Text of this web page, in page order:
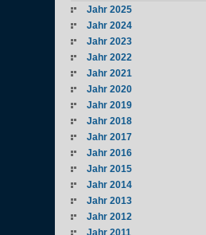
Jahr 2025
Jahr 2024
Jahr 2023
Jahr 2022
Jahr 2021
Jahr 2020
Jahr 2019
Jahr 2018
Jahr 2017
Jahr 2016
Jahr 2015
Jahr 2014
Jahr 2013
Jahr 2012
Jahr 2011